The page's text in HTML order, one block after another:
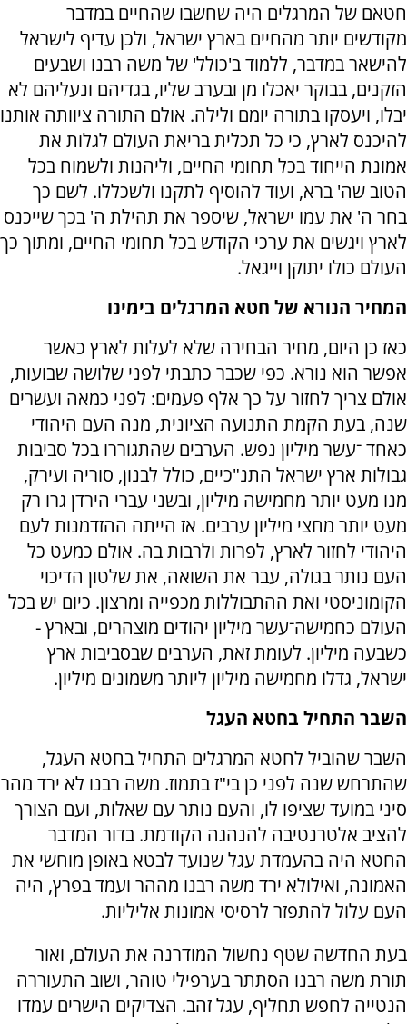
חטאם של המרגלים היה שחשבו שהחיים במדבר
מקודשים יותר מהחיים בארץ ישראל, ולכן עדיף לישראל
להישאר במדבר, ללמוד ב'כולל' של משה רבנו ושבעים
הזקנים, בבוקר יאכלו מן ובערב שליו, בגדיהם ונעליהם לא
יבלו, ויעסקו בתורה יומם ולילה. אולם התורה ציוותה אותנו
להיכנס לארץ, כי כל תכלית בריאת העולם לגלות את
אמונת הייחוד בכל תחומי החיים, וליהנות ולשמוח בכל
הטוב שה' ברא, ועוד להוסיף לתקנו ולשכללו. לשם כך
בחר ה' את עמו ישראל, שיספר את תהילת ה' בכך שייכנס
לארץ ויגשים את ערכי הקודש בכל תחומי החיים, ומתוך כך
העולם כולו יתוקן וייגאל.
המחיר הנורא של חטא המרגלים בימינו
כאז כן היום, מחיר הבחירה שלא לעלות לארץ כאשר
אפשר הוא נורא. כפי שכבר כתבתי לפני שלושה שבועות,
אולם צריך לחזור על כך אלף פעמים: לפני כמאה ועשרים
שנה, בעת הקמת התנועה הציונית, מנה העם היהודי
כאחד ־עשר מיליון נפש. הערבים שהתגוררו בכל סביבות
גבולות ארץ ישראל התנ"כיים, כולל לבנון, סוריה ועירק,
מנו מעט יותר מחמישה מיליון, ובשני עברי הירדן גרו רק
מעט יותר מחצי מיליון ערבים. אז הייתה ההזדמנות לעם
היהודי לחזור לארץ, לפרות ולרבות בה. אולם כמעט כל
העם נותר בגולה, עבר את השואה, את שלטון הדיכוי
הקומוניסטי ואת ההתבוללות מכפייה ומרצון. כיום יש בכל
העולם כחמישה־עשר מיליון יהודים מוצהרים, ובארץ -
כשבעה מיליון. לעומת זאת, הערבים שבסביבות ארץ
ישראל, גדלו מחמישה מיליון ליותר משמונים מיליון.
השבר התחיל בחטא העגל
השבר שהוביל לחטא המרגלים התחיל בחטא העגל,
שהתרחש שנה לפני כן בי"ז בתמוז. משה רבנו לא ירד מהר
סיני במועד שציפו לו, והעם נותר עם שאלות, ועם הצורך
להציב אלטרנטיבה להנהגה הקודמת. בדור המדבר
החטא היה בהעמדת עגל שנועד לבטא באופן מוחשי את
האמונה, ואילולא ירד משה רבנו מההר ועמד בפרץ, היה
העם עלול להתפזר לרסיסי אמונות אליליות.
בעת החדשה שטף נחשול המודרנה את העולם, ואור
תורת משה רבנו הסתתר בערפילי טוהר, ושוב התעוררה
הנטייה לחפש תחליף, עגל זהב. הצדיקים הישרים עמדו